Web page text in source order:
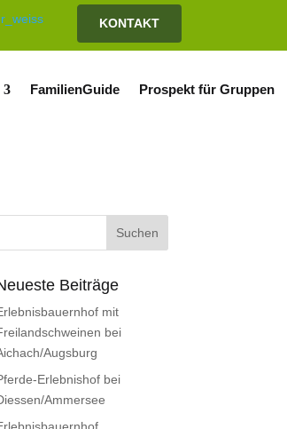
KONTAKT
FamilienGuide
Prospekt für Gruppen
Beiträge
mit
bei
Augsburg
Erlebnishof bei
Ammersee